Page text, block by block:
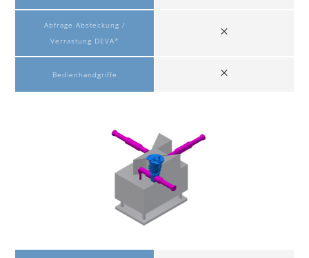
Abfrage Absteckung /
Verrastung DEVA*
Bedienhandgriffe